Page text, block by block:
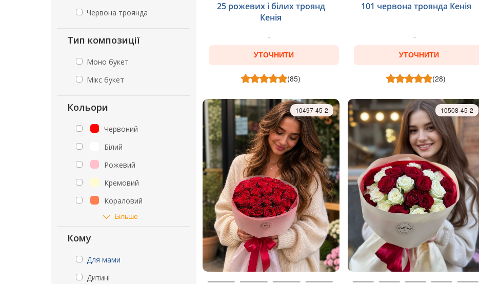
Червона троянда
Тип композиції
Моно букет
Мікс букет
Кольори
Червоний
Білий
Рожевий
Кремовий
Кораловий
Більше
Кому
Для мами
Дитині
25 рожевих і білих троянд
Кенія
УТОЧНИТИ
(85)
101 червона троянда Кенія
УТОЧНИТИ
(28)
10497-45-2 10508-45-2